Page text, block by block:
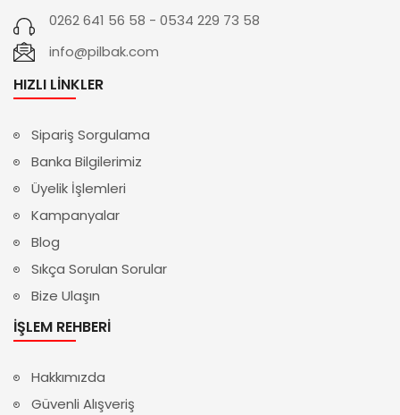
0262 641 56 58 - 0534 229 73 58
info@pilbak.com
HIZLI LINKLER
Sipariş Sorgulama
Banka Bilgilerimiz
Üyelik İşlemleri
Kampanyalar
Blog
Sıkça Sorulan Sorular
Bize Ulaşın
İŞLEM REHBERI
Hakkımızda
Güvenli Alışveriş